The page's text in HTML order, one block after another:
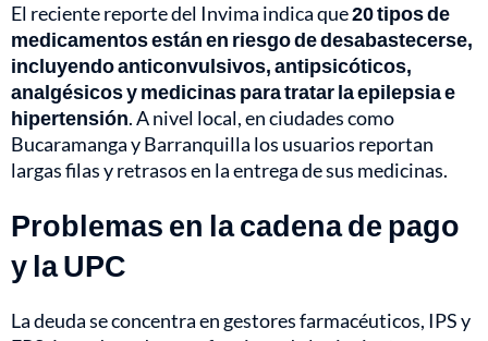
El reciente reporte del Invima indica que20 tipos de
medicamentos están en riesgo de desabastecerse,
incluyendo anticonvulsivos, antipsicóticos,
analgésicos y medicinas para tratar la epilepsia e
hipertensión. A nivel local, en ciudades como
Bucaramanga y Barranquilla los usuarios reportan
largas filas y retrasos en la entrega de sus medicinas.
Problemas en la cadena de pago
y la UPC
La deuda se concentra en gestores farmacéuticos, IPS y